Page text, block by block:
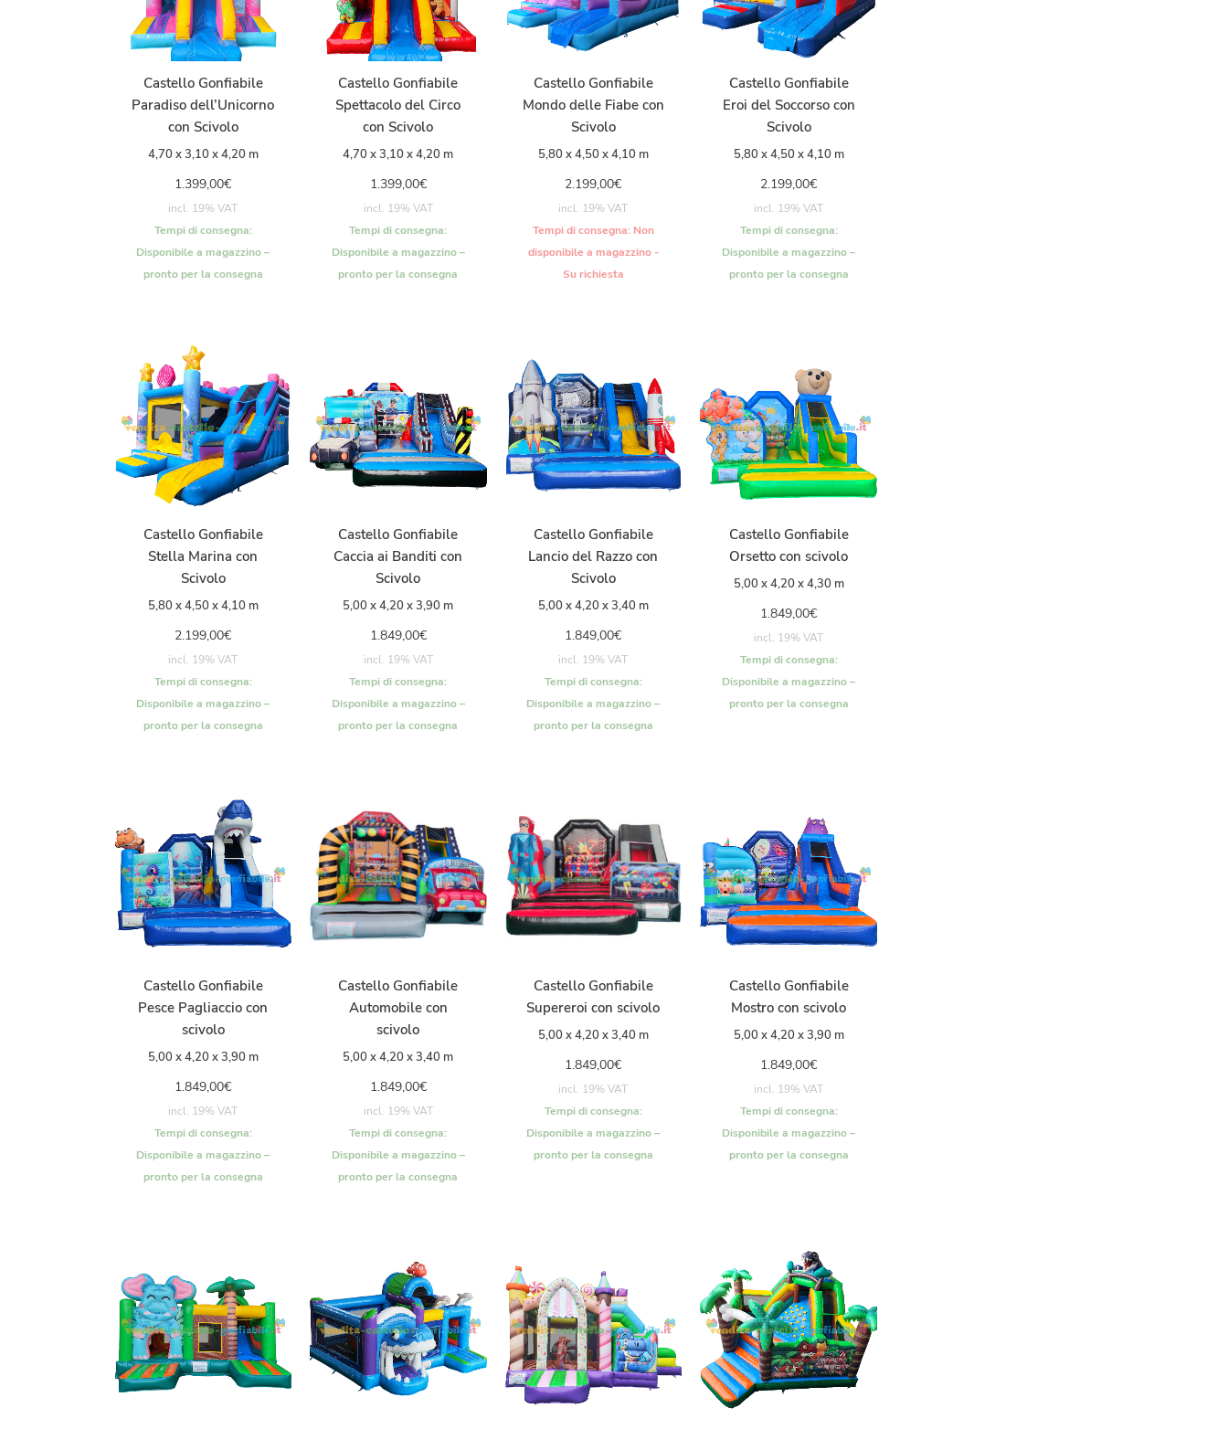
Castello Gonfiabile
Paradiso dell’Unicorno
con Scivolo
4,70 x 3,10 x 4,20 m
1.399,00€
incl. 19% VAT
Tempi di consegna:
Disponibile a magazzino –
pronto per la consegna
Castello Gonfiabile
Spettacolo del Circo
con Scivolo
4,70 x 3,10 x 4,20 m
1.399,00€
incl. 19% VAT
Tempi di consegna:
Disponibile a magazzino –
pronto per la consegna
Castello Gonfiabile
Mondo delle Fiabe con
Scivolo
5,80 x 4,50 x 4,10 m
2.199,00€
incl. 19% VAT
Tempi di consegna: Non
disponibile a magazzino -
Su richiesta
Castello Gonfiabile
Eroi del Soccorso con
Scivolo
5,80 x 4,50 x 4,10 m
2.199,00€
incl. 19% VAT
Tempi di consegna:
Disponibile a magazzino –
pronto per la consegna
Castello Gonfiabile
Stella Marina con
Scivolo
5,80 x 4,50 x 4,10 m
2.199,00€
incl. 19% VAT
Tempi di consegna:
Disponibile a magazzino –
pronto per la consegna
Castello Gonfiabile
Caccia ai Banditi con
Scivolo
5,00 x 4,20 x 3,90 m
1.849,00€
incl. 19% VAT
Tempi di consegna:
Disponibile a magazzino –
pronto per la consegna
Castello Gonfiabile
Lancio del Razzo con
Scivolo
5,00 x 4,20 x 3,40 m
1.849,00€
incl. 19% VAT
Tempi di consegna:
Disponibile a magazzino –
pronto per la consegna
Castello Gonfiabile
Orsetto con scivolo
5,00 x 4,20 x 4,30 m
1.849,00€
incl. 19% VAT
Tempi di consegna:
Disponibile a magazzino –
pronto per la consegna
Castello Gonfiabile
Pesce Pagliaccio con
scivolo
5,00 x 4,20 x 3,90 m
1.849,00€
incl. 19% VAT
Tempi di consegna:
Disponibile a magazzino –
pronto per la consegna
Castello Gonfiabile
Automobile con
scivolo
5,00 x 4,20 x 3,40 m
1.849,00€
incl. 19% VAT
Tempi di consegna:
Disponibile a magazzino –
pronto per la consegna
Castello Gonfiabile
Supereroi con scivolo
5,00 x 4,20 x 3,40 m
1.849,00€
incl. 19% VAT
Tempi di consegna:
Disponibile a magazzino –
pronto per la consegna
Castello Gonfiabile
Mostro con scivolo
5,00 x 4,20 x 3,90 m
1.849,00€
incl. 19% VAT
Tempi di consegna:
Disponibile a magazzino –
pronto per la consegna